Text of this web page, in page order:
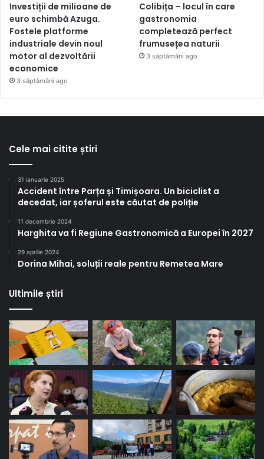
Investiții de milioane de
euro schimbă Azuga.
Fostele platforme
industriale devin noul
motor al dezvoltării
economice
3 săptămâni ago
Colibița – locul în care
gastronomia
completează perfect
frumusețea naturii
3 săptămâni ago
Cele mai citite știri
31 ianuarie 2025
Accident între Parța și Timișoara. Un biciclist a
decedat, iar șoferul este căutat de poliție
11 decembrie 2024
Harghita va fi Regiune Gastronomică a Europei în 2027
29 aprilie 2024
Dorina Mihai, soluții reale pentru Remetea Mare
Ultimile știri